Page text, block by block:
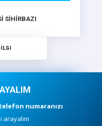
SİHİRBAZI
numaranızı
arayalım